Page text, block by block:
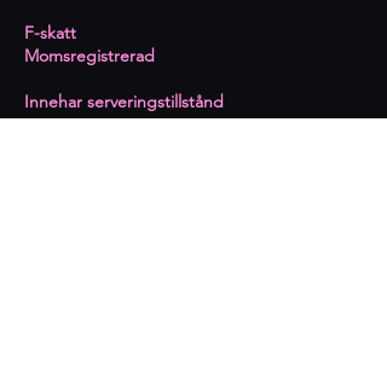
​F-skatt
Momsregistrerad
Innehar serveringstillstånd